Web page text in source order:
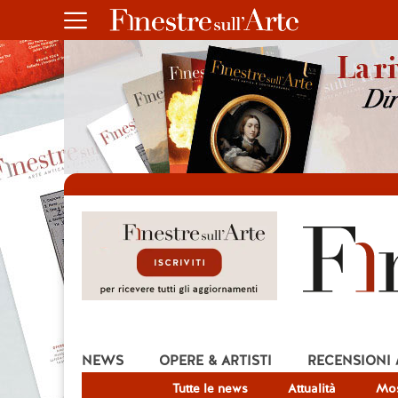
NEWS
Tutte le news Attualità
OPERE & ARTISTI RECENSIONI